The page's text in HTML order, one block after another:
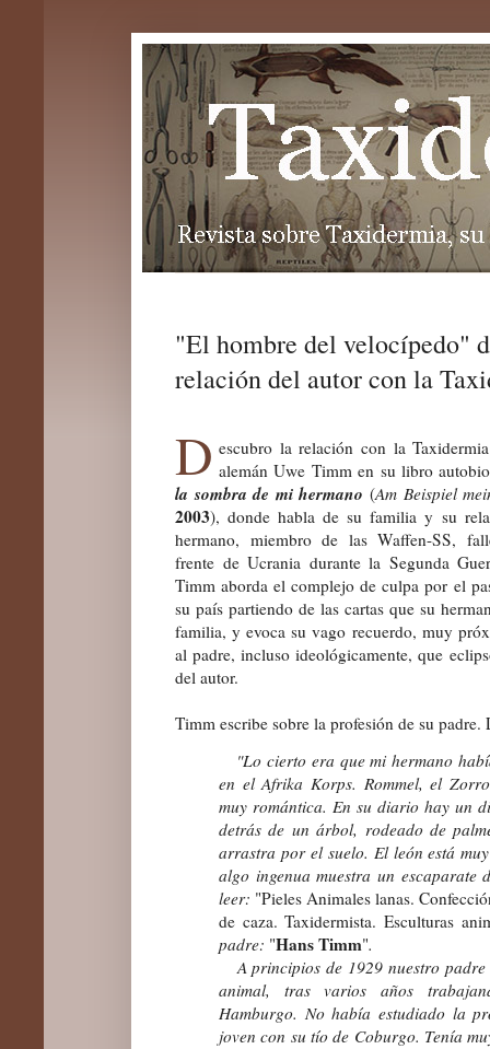
"El hombre del velocípedo"
relación del autor con la
D escubro la relación con la
alemán Uwe Timm en su libro
la sombra de mi hermano (Am Beispiel
2003), donde habla de su familia y su
hermano, miembro de las Waffen-SS,
frente de Ucrania durante la Segunda
Timm aborda el complejo de culpa por el
su país partiendo de las cartas que su
familia, y evoca su vago recuerdo, muy
al padre, incluso ideológicamente, que
del autor.
Timm escribe sobre la profesión de su
"Lo cierto era que mi hermano
en el Afrika Korps. Rommel, el
muy romántica. En su diario hay un
detrás de un árbol, rodeado de
arrastra por el suelo. El león está
algo ingenua muestra un escaparate
leer: "Pieles Animales lanas.
de caza. Taxidermista. Esculturas
padre: "Hans Timm".
A principios de 1929 nuestro
animal, tras varios años
Hamburgo. No había estudiado la
joven con su tío de Coburgo. Tenía